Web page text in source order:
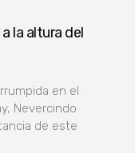
la altura del
en el
Nevercindo
de este